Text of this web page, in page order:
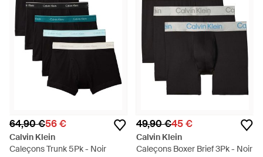
64,90 €56 €
Calvin Klein
Caleçons Trunk 5Pk - Noir
49,90 €45 €
Calvin Klein
Caleçons Boxer Brief 3Pk - Noir